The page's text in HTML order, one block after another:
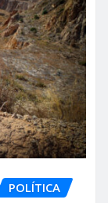
POLÍTICA